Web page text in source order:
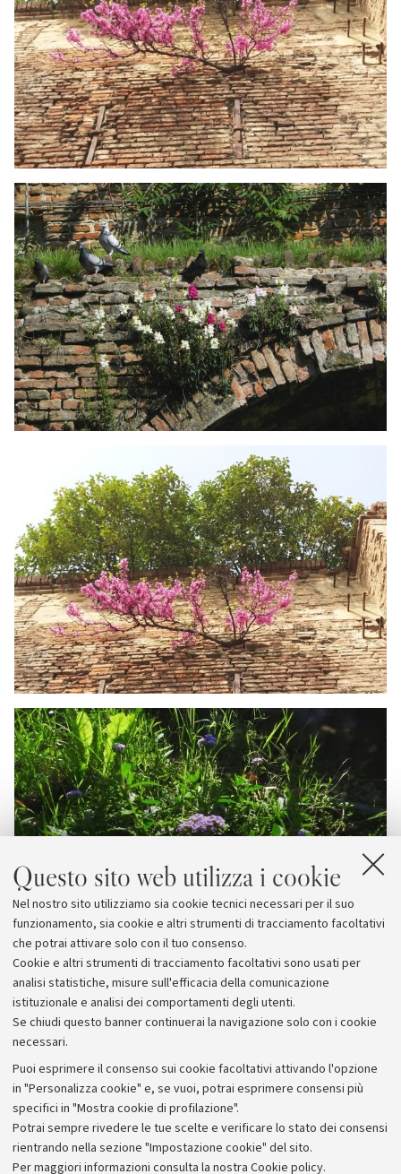
Questo sito web utilizza i cookie
Nel nostro sito utilizziamo sia cookie tecnici necessari per il suo
funzionamento, sia cookie e altri strumenti di tracciamento facoltativi
che potrai attivare solo con il tuo consenso.
Cookie e altri strumenti di tracciamento facoltativi sono usati per
analisi statistiche, misure sull'efficacia della comunicazione
istituzionale e analisi dei comportamenti degli utenti.
Se chiudi questo banner continuerai la navigazione solo con i cookie
necessari.
Puoi esprimere il consenso sui cookie facoltativi attivando l'opzione
in "Personalizza cookie" e, se vuoi, potrai esprimere consensi più
specifici in "Mostra cookie di profilazione".
Potrai sempre rivedere le tue scelte e verificare lo stato dei consensi
rientrando nella sezione "Impostazione cookie" del sito.
Per maggiori informazioni consulta la nostra Cookie policy.
Archivio
Comunicati stampa
Redazione
Rassegna stampa